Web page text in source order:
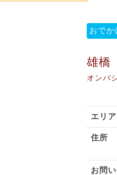
おでか
雄橋
オンバ
エリア
住所
お問